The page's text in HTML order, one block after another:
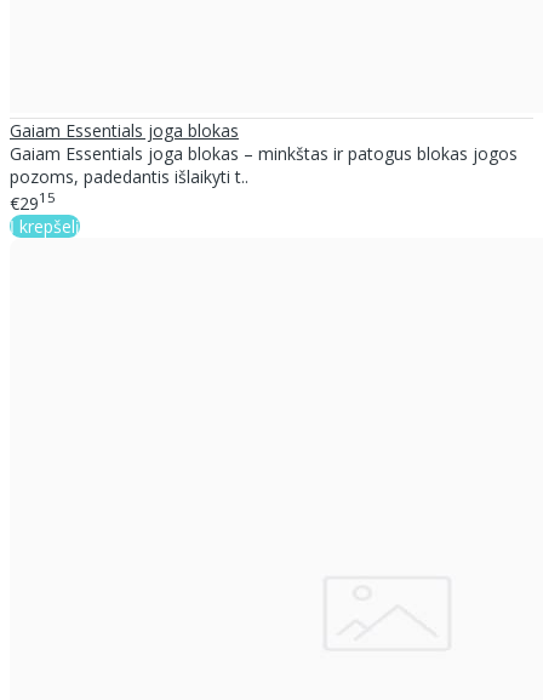
Gaiam Essentials joga blokas
Gaiam Essentials joga blokas – minkštas ir patogus blokas jogos
pozoms, padedantis išlaikyti t..
€2915
Į krepšelį